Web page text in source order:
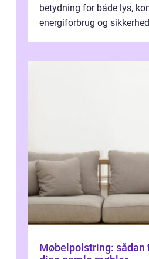
betydning for både lys,
energiforbrug og
Møbelpolstring: sådan